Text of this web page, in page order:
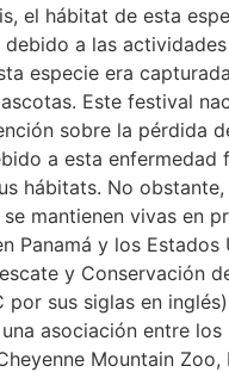
el hábitat de esta
a las actividades
especie era
Este festival
sobre la pérdida
a esta enfermedad
hábitats. No
mantienen vivas en
Panamá y los Estados
y Conservación
por sus siglas en
asociación entre
Mountain